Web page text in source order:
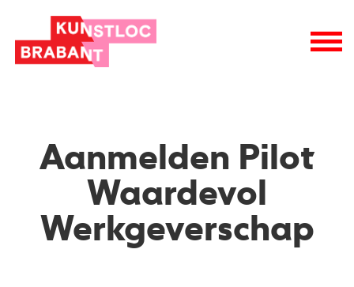
raad van toezicht
Aanmelden Pilot
Waardevol
Werkgeverschap